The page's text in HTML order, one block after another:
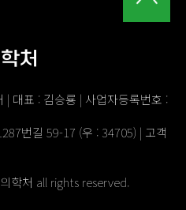
| 대표 : 김승룡 | 사업자등록번호 :
번길 59-17 (우 : 34705) | 고객
학처 all rights reserved.